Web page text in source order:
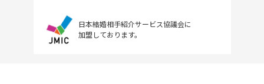
日本結婚相手紹介サービス協議会に
加盟しております。